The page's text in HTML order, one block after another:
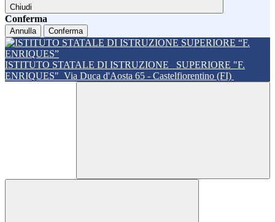
Chiudi
Conferma
Annulla Conferma
ISTITUTO STATALE DI ISTRUZIONE
SUPERIORE "F.
ENRIQUES" Via Duca d'Aosta 65 - Castelfiorentino (FI)